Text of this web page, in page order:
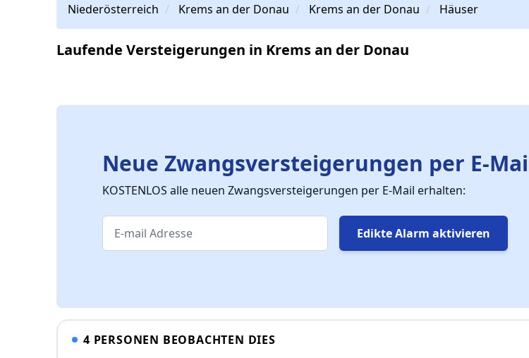
Niederösterreich Krems an der Donau Krems an der Donau Häuser
Laufende Versteigerungen in Krems an der Donau
Neue Zwangsversteigerungen per E-
KOSTENLOS alle neuen Zwangsversteigerungen per E-Mail erhalten:
Edikte Alarm aktivieren
4 PERSONEN BEOBACHTEN DIES